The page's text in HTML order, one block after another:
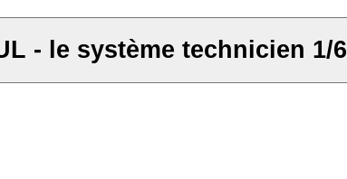
- le système technicien 1/6